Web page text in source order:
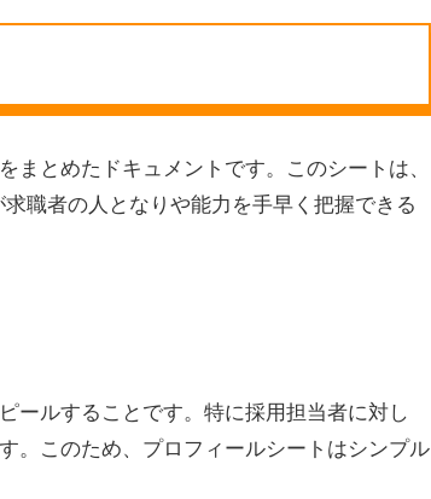
とめたドキュメントです。このシートは、
職者の人となりや能力を手早く把握できる
ールすることです。特に採用担当者に対し
。このため、プロフィールシートはシンプル